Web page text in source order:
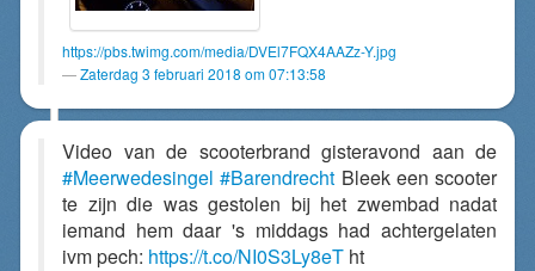
https://pbs.twimg.com/media/DVEl7FQX4AAZz-Y.jpg
Zaterdag 3 februari 2018 om 07:13:58
Video van de scooterbrand gisteravond aan de
#Meerwedesingel #Barendrecht Bleek een scooter
te zijn die was gestolen bij het zwembad nadat
iemand hem daar 's middags had achtergelaten
ivm pech: https://t.co/NI0S3Ly8eT ht